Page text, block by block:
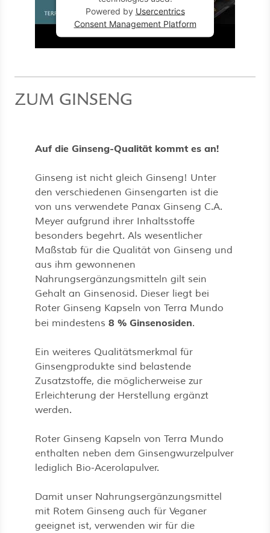
Powered by Usercentrics
Consent Management Platform
ZUM GINSENG
Auf die Ginseng-Qualität kommt es an!
Ginseng ist nicht gleich Ginseng! Unter
den verschiedenen Ginsengarten ist die
von uns verwendete Panax Ginseng C.A.
Meyer aufgrund ihrer Inhaltsstoffe
besonders begehrt. Als wesentlicher
Maßstab für die Qualität von Ginseng und
aus ihm gewonnenen
Nahrungsergänzungsmitteln gilt sein
Gehalt an Ginsenosid. Dieser liegt bei
Roter Ginseng Kapseln von Terra Mundo
bei mindestens 8 % Ginsenosiden.
Ein weiteres Qualitätsmerkmal für
Ginsengprodukte sind belastende
Zusatzstoffe, die möglicherweise zur
Erleichterung der Herstellung ergänzt
werden.
Roter Ginseng Kapseln von Terra Mundo
enthalten neben dem Ginsengwurzelpulver
lediglich Bio-Acerolapulver.
Damit unser Nahrungsergänzungsmittel
mit Rotem Ginseng auch für Veganer
geeignet ist, verwenden wir für die